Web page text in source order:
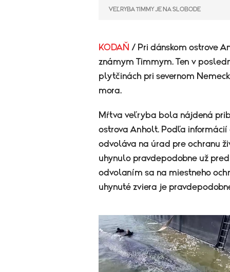
VEĽRYBA TIMMY JE NA SLOBODE
KODAŇ / Pri dánskom ostrove
známym Timmym. Ten v
plytčinách pri severnom
mora.
Mŕtva veľryba bola nájdená
ostrova Anholt. Podľa
odvoláva na úrad pre ochranu
uhynulo pravdepodobne už
odvolaním sa na miestneho
uhynuté zviera je